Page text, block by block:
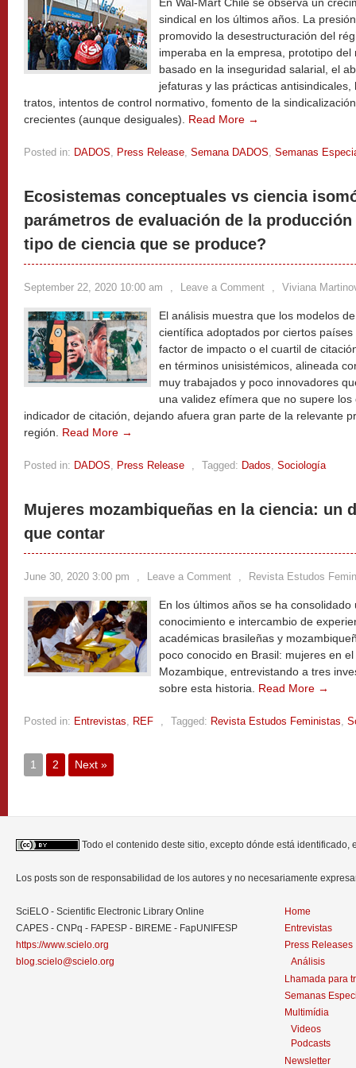
sindical en los últimos años. La
promovido la desestructuración del
imperaba en la empresa, prototipo
basado en la inseguridad salarial, el
jefaturas y las prácticas
tratos, intentos de control normativo, fomento de la
crecientes (aunque desiguales). Read More →
Posted in: DADOS, Press Release, Semana DADOS, Semanas
Ecosistemas conceptuales vs ciencia
parámetros de evaluación de la
tipo de ciencia que se produce?
September 22, 2020 10:00 am , Leave a Comment , Viviana
El análisis muestra que los modelos
científica adoptados por ciertos
factor de impacto o el cuartil de
en términos unisistémicos, alineada
muy trabajados y poco innovadores
una validez efímera que no supere
indicador de citación, dejando afuera gran parte de la relevante
región. Read More →
Posted in: DADOS, Press Release , Tagged: Dados, Sociología
Mujeres mozambiqueñas en la ciencia: un
que contar
June 30, 2020 3:00 pm , Leave a Comment , Revista Estudos
En los últimos años se ha
conocimiento e intercambio de
académicas brasileñas y
poco conocido en Brasil: mujeres en
Mozambique, entrevistando a tres
sobre esta historia. Read More →
Posted in: Entrevistas, REF , Tagged: Revista Estudos Feministas,
1 2 Next »
Todo el contenido deste sitio, excepto dónde está identificado,
Los posts son de responsabilidad de los autores y no necesariamente
SciELO - Scientific Electronic Library Online
CAPES - CNPq - FAPESP - BIREME - FapUNIFESP
https://www.scielo.org
blog.scielo@scielo.org
Home
Entrevistas
Press Releases
Análisis
Lhamada para
Semanas
Multimídia
Videos
Podcasts
Newsletter